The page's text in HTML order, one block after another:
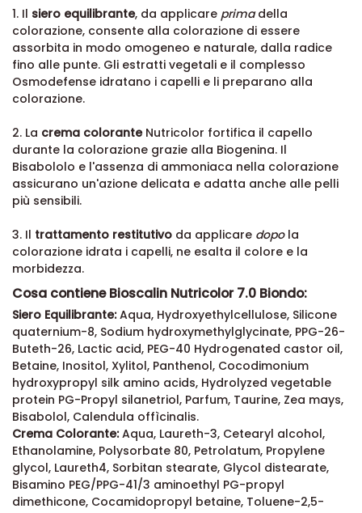
1. Il siero equilibrante, da applicare primadella
colorazione, consente alla colorazione di essere
assorbita in modo omogeneo e naturale, dalla radice
fino alle punte. Gli estratti vegetali e il complesso
Osmodefense idratano i capelli e li preparano alla
colorazione.
2. La crema coloranteNutricolor fortifica il capello
durante la colorazione grazie alla Biogenina. Il
Bisabololo e l'assenza di ammoniaca nella colorazione
assicurano un'azione delicata e adatta anche alle pelli
più sensibili.
3. Il trattamento restitutivo da applicare dopola
colorazione idrata i capelli, ne esalta il colore e la
morbidezza.
Cosa contiene Bioscalin Nutricolor 7.0 Biondo:
Siero Equilibrante:Aqua, Hydroxyethylcellulose, Silicone
quaternium-8, Sodium hydroxymethylglycinate, PPG-26-
Buteth-26, Lactic acid, PEG-40 Hydrogenated castor oil,
Betaine, Inositol, Xylitol, Panthenol, Cocodimonium
hydroxypropyl silk amino acids, Hydrolyzed vegetable
protein PG-Propyl silanetriol, Parfum, Taurine, Zea mays,
Bisabolol, Calendula offìcinalis.
Crema Colorante:Aqua, Laureth-3, Cetearyl alcohol,
Ethanolamine, Polysorbate 80, Petrolatum, Propylene
glycol, Laureth4, Sorbitan stearate, Glycol distearate,
Bisamino PEG/PPG-41/3 aminoethyl PG-propyl
dimethicone, Cocamidopropyl betaine, Toluene-2,5-